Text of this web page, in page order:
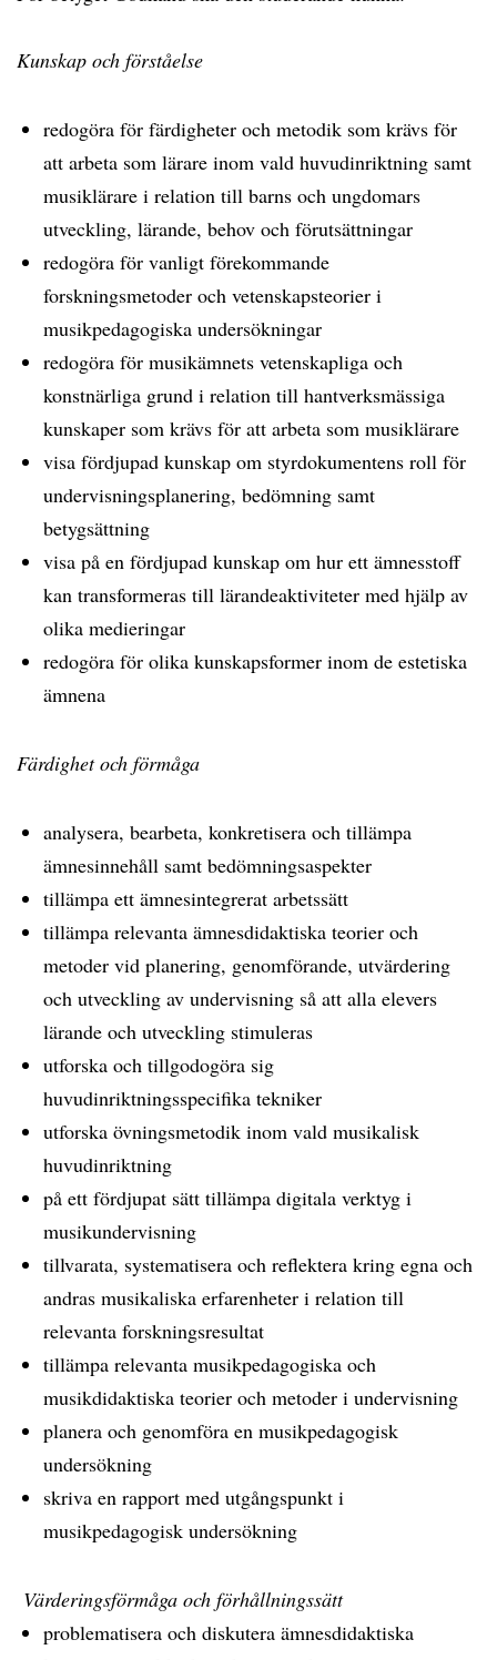
Kunskap och förståelse
redogöra för färdigheter och metodik som krävs för
att arbeta som lärare inom vald huvudinriktning samt
musiklärare i relation till barns och ungdomars
utveckling, lärande, behov och förutsättningar
redogöra för vanligt förekommande
forskningsmetoder och vetenskapsteorier i
musikpedagogiska undersökningar
redogöra för musikämnets vetenskapliga och
konstnärliga grund i relation till hantverksmässiga
kunskaper som krävs för att arbeta som musiklärare
visa fördjupad kunskap om styrdokumentens roll för
undervisningsplanering, bedömning samt
betygsättning
visa på en fördjupad kunskap om hur ett ämnesstoff
kan transformeras till lärandeaktiviteter med hjälp av
olika medieringar
redogöra för olika kunskapsformer inom de estetiska
ämnena
Färdighet och förmåga
analysera, bearbeta, konkretisera och tillämpa
ämnesinnehåll samt bedömningsaspekter
tillämpa ett ämnesintegrerat arbetssätt
tillämpa relevanta ämnesdidaktiska teorier och
metoder vid planering, genomförande, utvärdering
och utveckling av undervisning så att alla elevers
lärande och utveckling stimuleras
utforska och tillgodogöra sig
huvudinriktningsspecifika tekniker
utforska övningsmetodik inom vald musikalisk
huvudinriktning
på ett fördjupat sätt tillämpa digitala verktyg i
musikundervisning
tillvarata, systematisera och reflektera kring egna och
andras musikaliska erfarenheter i relation till
relevanta forskningsresultat
tillämpa relevanta musikpedagogiska och
musikdidaktiska teorier och metoder i undervisning
planera och genomföra en musikpedagogisk
undersökning
skriva en rapport med utgångspunkt i
musikpedagogisk undersökning
Värderingsförmåga och förhållningssätt
problematisera och diskutera ämnesdidaktiska